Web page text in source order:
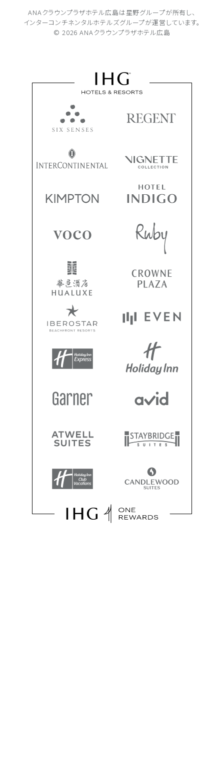
ANAクラウンプラザホテル広島は星野グループが所有し、
インターコンチネンタルホテルズグループが運営しています。
© 2026 ANAクラウンプラザホテル広島